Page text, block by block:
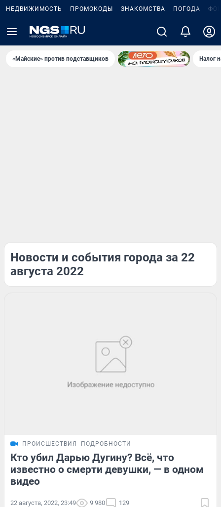
НЕДВИЖИМОСТЬ ПРОМОКОДЫ ЗНАКОМСТВА ПОГОДА
«Майские» против подставщиков Налог
Новости и события города за 22
августа 2022
ПРОИСШЕСТВИЯ ПОДРОБНОСТИ
Кто убил Дарью Дугину? Всё, что
известно о смерти девушки, — в одном
видео
22 августа, 2022, 23:49 9 980 129